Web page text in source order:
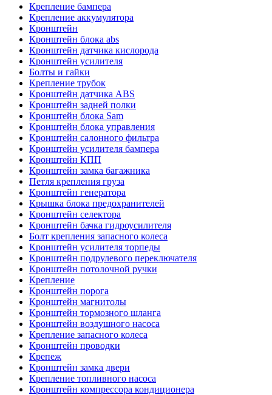
Крепление бампера
Крепление аккумулятора
Кронштейн
Кронштейн блока abs
Кронштейн датчика кислорода
Кронштейн усилителя
Болты и гайки
Крепление трубок
Кронштейн датчика ABS
Кронштейн задней полки
Кронштейн блока Sam
Кронштейн блока управления
Кронштейн салонного фильтра
Кронштейн усилителя бампера
Кронштейн КПП
Кронштейн замка багажника
Петля крепления груза
Кронштейн генератора
Крышка блока предохранителей
Кронштейн селектора
Кронштейн бачка гидроусилителя
Болт крепления запасного колеса
Кронштейн усилителя торпеды
Кронштейн подрулевого переключателя
Кронштейн потолочной ручки
Крепление
Кронштейн порога
Кронштейн магнитолы
Кронштейн тормозного шланга
Кронштейн воздушного насоса
Крепление запасного колеса
Кронштейн проводки
Крепеж
Кронштейн замка двери
Крепление топливного насоса
Кронштейн компрессора кондиционера